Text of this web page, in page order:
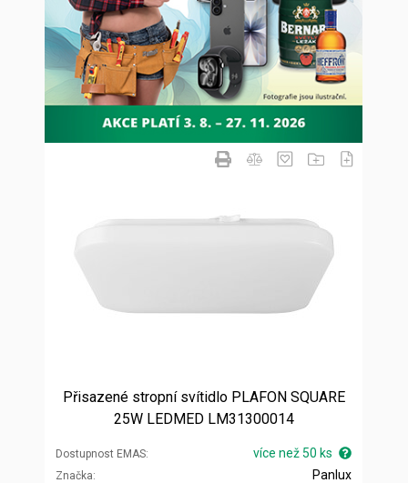
Přisazené stropní svítidlo PLAFON SQUARE
25W LEDMED LM31300014
Dostupnost EMAS více než 50 ks
Značka
Panlux